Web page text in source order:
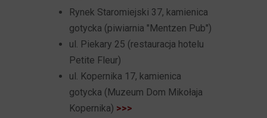
Rynek Staromiejski 37, kamienica
gotycka (piwiarnia "Mentzen Pub")
ul. Piekary 25 (restauracja hotelu
Petite Fleur)
ul. Kopernika 17, kamienica
gotycka (Muzeum Dom Mikołaja
Kopernika) >>>